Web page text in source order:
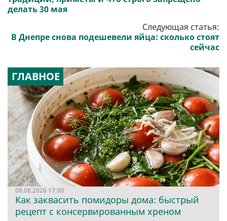
делать 30 мая
Следующая статья:
В Днепре снова подешевели яйца: сколько стоят
сейчас
ГЛАВНОЕ
08.08.2026 17:00
Как заквасить помидоры дома: быстрый
рецепт с консервированным хреном